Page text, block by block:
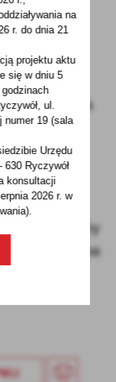
można
nr 12 u p.
wew. 21)
2004 roku
2213)
Gminy
Szrama
na
r. do dnia 21
projektu aktu
się w dniu 5
ul.
numer 19 (sala
Urzędu
Ryczywół
konsultacji
2026 r. w